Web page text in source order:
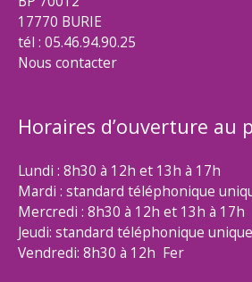
17770 BURIE
tél : 05.46.94.90.25
Nous contacter
Horaires d’ouverture au
Lundi : 8h30 à 12h et 13h à 17h
Mardi : standard téléphonique
Mercredi : 8h30 à 12h et 13h à 17h
Jeudi: standard téléphonique
Vendredi: 8h30 à 12h Fer